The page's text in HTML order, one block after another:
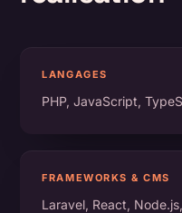
LANGAGES
PHP, JavaScript,
FRAMEWORKS & CMS
Laravel, React,